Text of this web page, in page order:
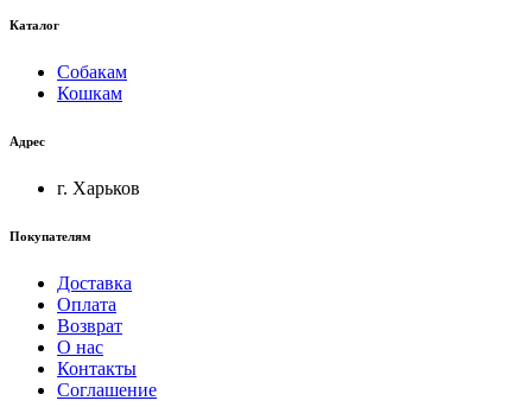
Каталог
Собакам
Кошкам
Адрес
г. Харьков
Покупателям
Доставка
Оплата
Возврат
О нас
Контакты
Соглашение